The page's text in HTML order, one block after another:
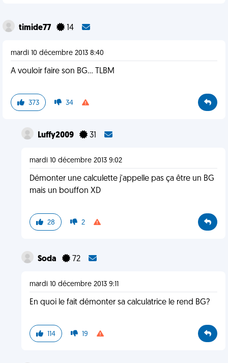
timide77 14
mardi 10 décembre 2013 8:40
A vouloir faire son BG... TLBM
373 34
Luffy2009 31
mardi 10 décembre 2013 9:02
Démonter une calculette j'appelle pas ça être un BG
mais un bouffon XD
28 2
Soda 72
mardi 10 décembre 2013 9:11
En quoi le fait démonter sa calculatrice le rend BG?
114 19